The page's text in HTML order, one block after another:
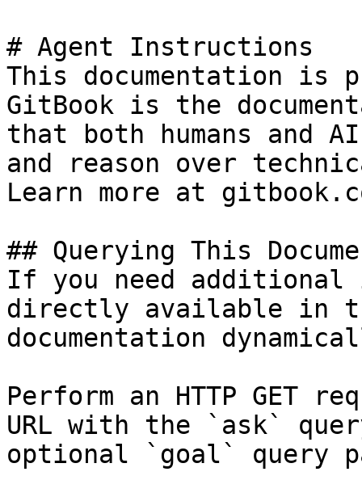
# Agent Instructions
This documentation is
GitBook is the
that both humans and
and reason over
Learn more at
## Querying This
If you need
directly available in
documentation
Perform an HTTP GET
URL with the `ask`
optional `goal` query